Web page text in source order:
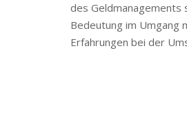
des Geldmanagements
Bedeutung im Umgang
Erfahrungen bei der